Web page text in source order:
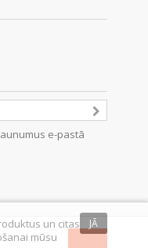
e-pastā
JĀ
un citas
mūsu